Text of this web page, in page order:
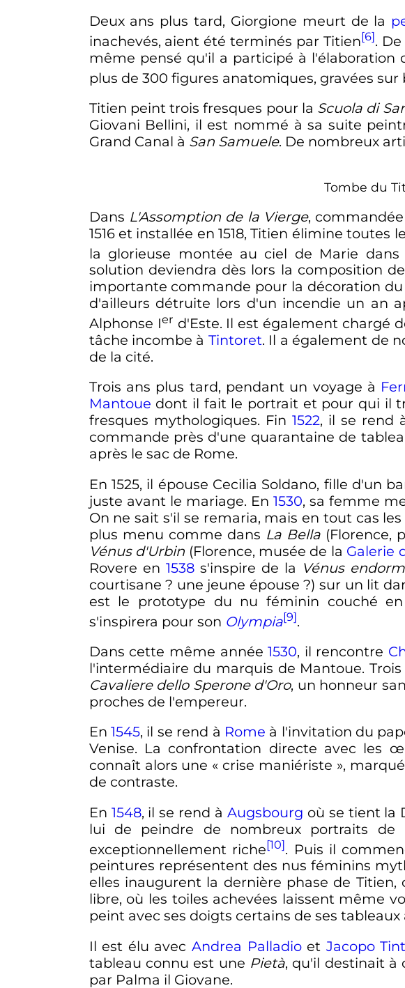
Deux ans plus tard, Giorgione meurt de la
inachevés, aient été terminés par Titien[6].
même pensé qu'il a participé à l'élaboration
plus de 300 figures anatomiques, gravées
Titien peint trois fresques pour la Scuola di
Giovani Bellini, il est nommé à sa suite
Grand Canal à San Samuele. De nombreux
Tombe du
Dans L'Assomption de la Vierge,
1516 et installée en 1518, Titien élimine
la glorieuse montée au ciel de Marie
solution deviendra dès lors la composition
importante commande pour la décoration du
d'ailleurs détruite lors d'un incendie un an
Alphonse Ier d'Este. Il est également chargé
tâche incombe à Tintoret. Il a également de
de la cité.
Trois ans plus tard, pendant un voyage à
Mantoue dont il fait le portrait et pour qui il
fresques mythologiques. Fin 1522, il se rend
commande près d'une quarantaine de
après le sac de Rome.
En 1525, il épouse Cecilia Soldano, fille d'un
juste avant le mariage. En1530, sa femme
On ne sait s'il se remaria, mais en tout cas
plus menu comme dans La Bella(Florence,
Vénus d'Urbin (Florence, musée de la Galerie
Rovere en 1538s'inspire de la Vénus
courtisane ? une jeune épouse ?) sur un lit
est le prototype du nu féminin couché
s'inspirera pour son Olympia[9].
Dans cette même année1530, il rencontre
l'intermédiaire du marquis de Mantoue.
Cavaliere dello Sperone d'Oro, un honneur
proches de l'empereur.
En1545, il se rend à Rome à l'invitation du
Venise. La confrontation directe avec les
connaît alors une « crise maniériste »,
de contraste.
En 1548, il se rend à Augsbourg où se tient la
lui de peindre de nombreux portraits de
exceptionnellement riche[10]. Puis il
peintures représentent des nus féminins
elles inaugurent la dernière phase de
libre, où les toiles achevées laissent même
peint avec ses doigts certains de ses tableaux
Il est élu avecAndrea Palladioet Jacopo
tableau connu est une Pietà, qu'il destinait à
par Palma il Giovane.